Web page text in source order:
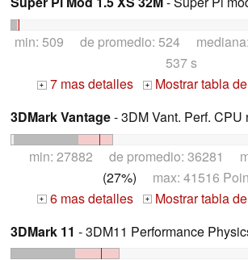
min: 509 de promedio: 524 mediana:
537 s
+ 7 mas detalles +
Mostrar tabla
3DMark Vantage- 3DM Vant. Perf. CPU
min: 27882 de promedio: 36281
(27%) max: 41516
+ 6 mas detalles +
Mostrar tabla
3DMark 11 - 3DM11 Performance